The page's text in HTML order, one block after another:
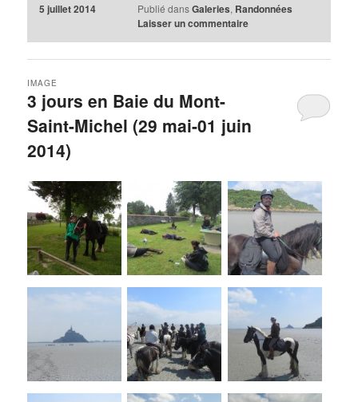
5 juillet 2014 Publié dans Galeries, Randonnées
Laisser un commentaire
3 jours en Baie du Mont-
Saint-Michel (29 mai-01 juin
2014)
IMAGE